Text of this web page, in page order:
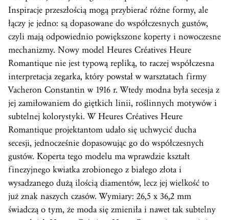
Inspiracje przeszłością mogą przybierać różne formy, ale
łączy je jedno: są dopasowane do współczesnych gustów,
czyli mają odpowiednio powiększone koperty i nowoczesne
mechanizmy. Nowy model Heures Créatives Heure
Romantique nie jest typową repliką, to raczej współczesna
interpretacja zegarka, który powstał w warsztatach firmy
Vacheron Constantin w 1916 r. Wtedy modna była secesja z
jej zamiłowaniem do giętkich linii, roślinnych motywów i
subtelnej kolorystyki. W Heures Créatives Heure
Romantique projektantom udało się uchwycić ducha
secesji, jednocześnie dopasowując go do współczesnych
gustów. Koperta tego modelu ma wprawdzie kształt
finezyjnego kwiatka zrobionego z białego złota i
wysadzanego dużą ilością diamentów, lecz jej wielkość to
już znak naszych czasów. Wymiary: 26,5 x 36,2 mm
świadczą o tym, że moda się zmieniła i nawet tak subtelny